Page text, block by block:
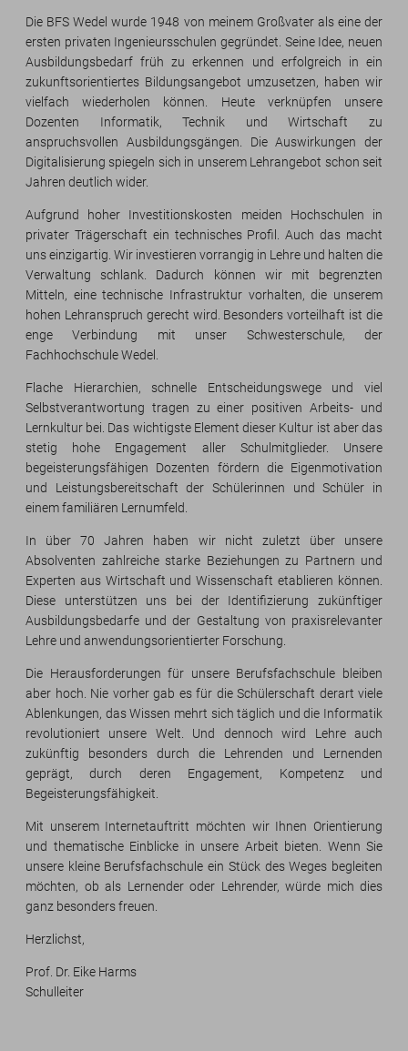
Die BFS Wedel wurde 1948 von meinem Großvater als eine der
ersten privaten Ingenieursschulen gegründet. Seine Idee, neuen
Ausbildungsbedarf früh zu erkennen und erfolgreich in ein
zukunftsorientiertes Bildungsangebot umzusetzen, haben wir
vielfach wiederholen können. Heute verknüpfen unsere
Dozenten Informatik, Technik und Wirtschaft zu
anspruchsvollen Ausbildungsgängen. Die Auswirkungen der
Digitalisierung spiegeln sich in unserem Lehrangebot schon seit
Jahren deutlich wider.
Aufgrund hoher Investitionskosten meiden Hochschulen in
privater Trägerschaft ein technisches Profil. Auch das macht
uns einzigartig. Wir investieren vorrangig in Lehre und halten die
Verwaltung schlank. Dadurch können wir mit begrenzten
Mitteln, eine technische Infrastruktur vorhalten, die unserem
hohen Lehranspruch gerecht wird. Besonders vorteilhaft ist die
enge Verbindung mit unser Schwesterschule, der
Fachhochschule Wedel.
Flache Hierarchien, schnelle Entscheidungswege und viel
Selbstverantwortung tragen zu einer positiven Arbeits- und
Lernkultur bei. Das wichtigste Element dieser Kultur ist aber das
stetig hohe Engagement aller Schulmitglieder. Unsere
begeisterungsfähigen Dozenten fördern die Eigenmotivation
und Leistungsbereitschaft der Schülerinnen und Schüler in
einem familiären Lernumfeld.
In über 70 Jahren haben wir nicht zuletzt über unsere
Absolventen zahlreiche starke Beziehungen zu Partnern und
Experten aus Wirtschaft und Wissenschaft etablieren können.
Diese unterstützen uns bei der Identifizierung zukünftiger
Ausbildungsbedarfe und der Gestaltung von praxisrelevanter
Lehre und anwendungsorientierter Forschung.
Die Herausforderungen für unsere Berufsfachschule bleiben
aber hoch. Nie vorher gab es für die Schülerschaft derart viele
Ablenkungen, das Wissen mehrt sich täglich und die Informatik
revolutioniert unsere Welt. Und dennoch wird Lehre auch
zukünftig besonders durch die Lehrenden und Lernenden
geprägt, durch deren Engagement, Kompetenz und
Begeisterungsfähigkeit.
Mit unserem Internetauftritt möchten wir Ihnen Orientierung
und thematische Einblicke in unsere Arbeit bieten. Wenn Sie
unsere kleine Berufsfachschule ein Stück des Weges begleiten
möchten, ob als Lernender oder Lehrender, würde mich dies
ganz besonders freuen.
Herzlichst,
Prof. Dr. Eike Harms
Schulleiter